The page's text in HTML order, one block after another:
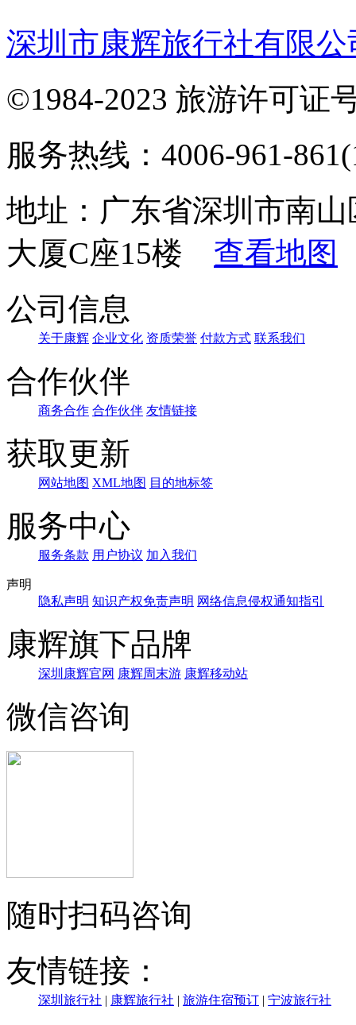
深圳市康辉旅行社有限
©1984-2023 旅游许可证
服务热线：4006-961-
地址：广东省深圳市南
大厦C座15楼 查看地图
公司信息
关于康辉 企业文化 资质荣誉 付款方式 联系我们
合作伙伴
商务合作 合作伙伴 友情链接
获取更新
网站地图 XML地图 目的地标签
服务中心
服务条款 用户协议 加入我们
声明
隐私声明 知识产权免责声明 网络信息侵权通知指引
康辉旗下品牌
深圳康辉官网 康辉周末游 康辉移动站
微信咨询
随时扫码咨询
友情链接：
深圳旅行社 | 康辉旅行社 | 旅游住宿预订 | 宁波旅行社